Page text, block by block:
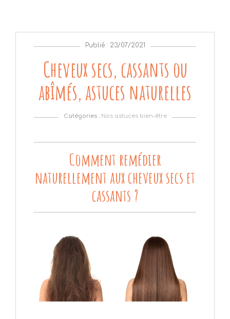
Publié : 23/07/2021
Cheveux secs, cassants ou
abîmés, astuces naturelles
Catégories : Nos astuces bien-être
Comment remédier
naturellement aux cheveux secs et
cassants ?